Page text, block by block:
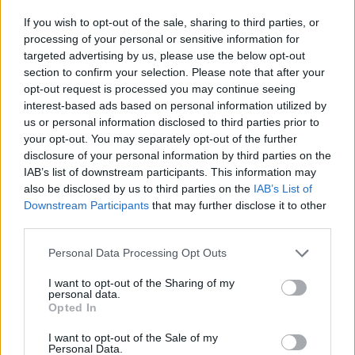
If you wish to opt-out of the sale, sharing to third parties, or
processing of your personal or sensitive information for
targeted advertising by us, please use the below opt-out
section to confirm your selection. Please note that after your
opt-out request is processed you may continue seeing
interest-based ads based on personal information utilized by
us or personal information disclosed to third parties prior to
your opt-out. You may separately opt-out of the further
disclosure of your personal information by third parties on the
IAB’s list of downstream participants. This information may
also be disclosed by us to third parties on the IAB’s List of
Downstream Participants that may further disclose it to other
Personal Data Processing Opt Outs
I want to opt-out of the Sharing of my
personal data.
Opted In
I want to opt-out of the Sale of my
Personal Data.
et remet en question ses choix de vie. Il s’agit
clairement du temps perdu, du temps trop peu
passé avec ses enfants. Celui qu’il ne pourra plus
récupérer avec Wiley.